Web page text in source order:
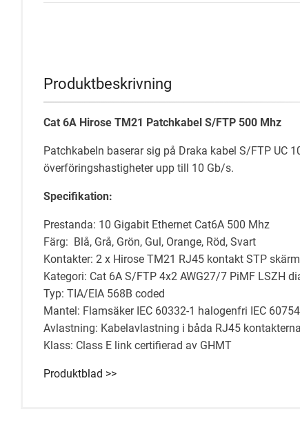
Produktbeskrivning
Cat 6A Hirose TM21 Patchkabel S/FTP 500 Mhz
Patchkabeln baserar sig på Draka kabel S/FTP UC
överföringshastigheter upp till 10 Gb/s.
Specifikation:
Prestanda: 10 Gigabit Ethernet Cat6A 500 Mhz
Färg: Blå, Grå, Grön, Gul, Orange, Röd, Svart
Kontakter: 2 x Hirose TM21 RJ45 kontakt STP
Kategori: Cat 6A S/FTP 4x2 AWG27/7 PiMF LSZH
Typ: TIA/EIA 568B coded
Mantel: Flamsäker IEC 60332-1 halogenfri IEC
Avlastning: Kabelavlastning i båda RJ45
Klass: Class E link certifierad av GHMT
Produktblad >>